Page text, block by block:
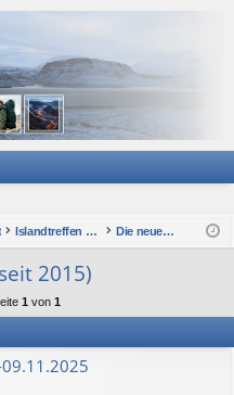
Islandtreffen Forum Die neuen Islandtreffen (seit 2015)
2015)
1 von 1